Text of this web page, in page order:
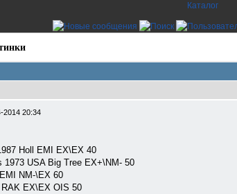
Каталог
2014 20:34
Holl EMI EX\EX 40
1973 USA Big Tree EX+\NM- 50
NM-\EX 60
RAK EX\EX OIS 50